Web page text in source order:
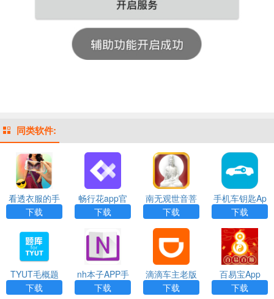
同类软件:
看透衣服的手
机相机app下
载
下载
畅行花app官
方最新版
下载
南无观世音菩
萨App
下载
手机车钥匙Ap
p
下载
TYUT毛概题
库App
下载
nh本子APP手
机版
下载
滴滴车主老版
本APP
下载
百易宝App
下载